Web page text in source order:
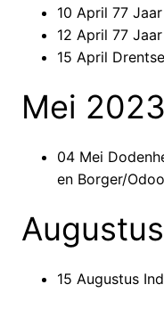
10 April 77
12 April 77
15 April
Mei 2023
04 Mei
en Borger/
Augustus
15 Augustus